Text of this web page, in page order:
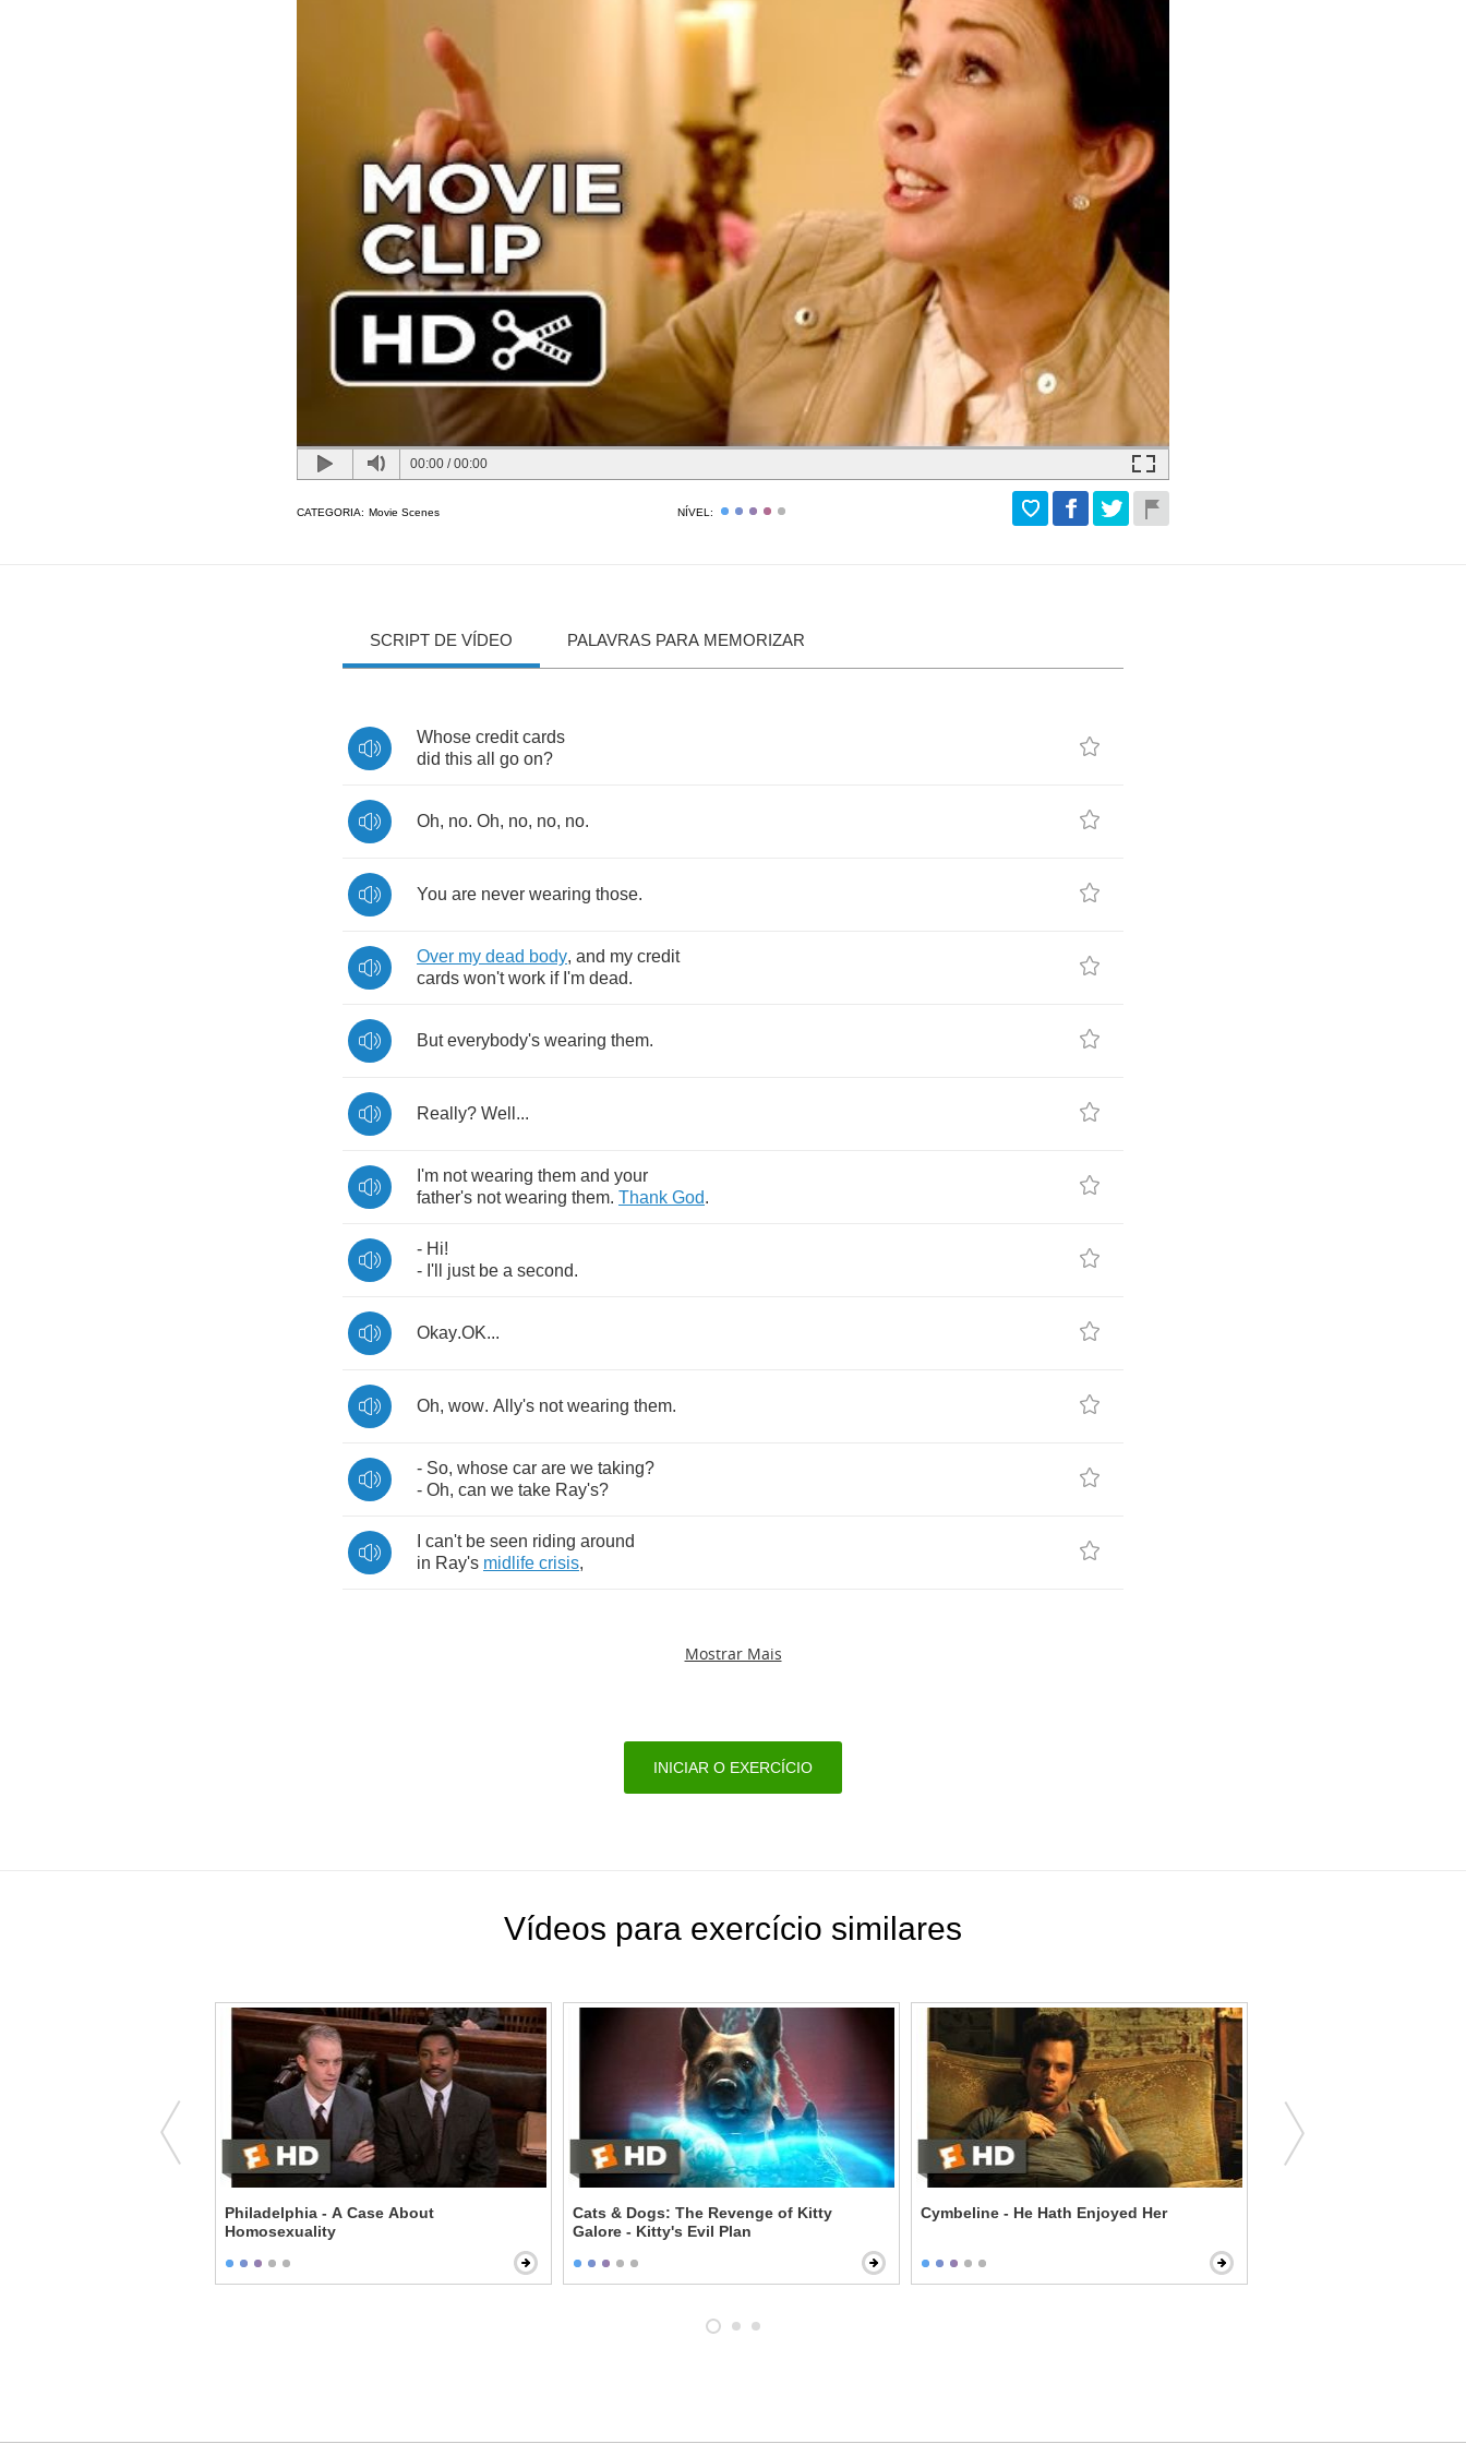
00:00 /00:00
CATEGORIA: Movie Scenes NÍVEL:
SCRIPT DE VÍDEO PALAVRAS PARA MEMORIZAR
Whose credit cards
did this all go on?
Oh, no. Oh, no, no, no.
You are never wearing those.
Over my dead body, and my credit
cards won't work if I'm dead.
But everybody's wearing them.
Really? Well ...
I'm not wearing them and your
father's not wearing them. Thank God.
- Hi!
- I'll just be a second.
Okay.OK...
Oh, wow. Ally's not wearing them.
- So, whose car are we taking?
- Oh, can we take Ray's?
can't be seen riding around
in Ray's midlife crisis,
Mostrar Mais
INICIAR O EXERCÍCIO
Vídeos para exercício similares
Philadelphia - A Case About
Homosexuality
Cats & Dogs: The Revenge of Kitty
Galore - Kitty's Evil Plan
Cymbeline - He Hath Enjoyed Her